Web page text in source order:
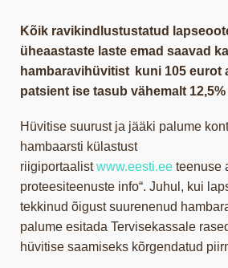
Kõik ravikindlustustatud
üheaastaste laste emad saavad
hambaravihüvitist kuni 105 eurot
patsient ise tasub vähemalt
Hüvitise suurust ja jääki palume
hambaarsti külastust
riigiportaalistwww.eesti.ee teenuse
proteesiteenuste info“. Juhul, kui
tekkinud õigust suurenenud
palume esitada Tervisekassale
hüvitise saamiseks kõrgendatud